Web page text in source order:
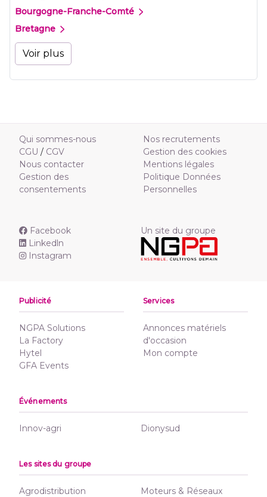
Bourgogne-Franche-Comté
Bretagne
Voir plus
Qui sommes-nous
CGU / CGV
Nous contacter
Gestion des
consentements
Nos recrutements
Gestion des cookies
Mentions légales
Politique Données
Personnelles
Facebook
Linkedln
Instagram
Un site du groupe
Publicité
NGPA Solutions
La Factory
Hytel
GFA Events
Services
Annonces matériels
d'occasion
Mon compte
Événements
Innov-agri Dionysud
Les sites du groupe
Agrodistribution Moteurs & Réseaux